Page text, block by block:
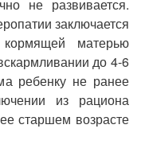
не развивается.
заключается
матерью
до 4-6
ребенку не ранее
из рациона
старшем возрасте